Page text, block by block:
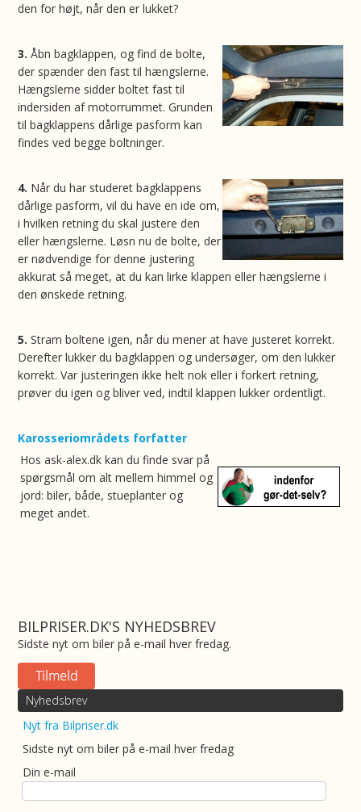
den for højt, når den er lukket?
3.Åbn bagklappen, og find de bolte,
der spænder den fast til hængslerne.
Hængslerne sidder boltet fast til
indersiden af motorrummet. Grunden
til bagklappens dårlige pasform kan
findes ved begge boltninger.
4. Når du har studeret bagklappens
dårlige pasform, vil du have en ide om,
i hvilken retning du skal justere den
eller hængslerne. Løsn nu de bolte, der
er nødvendige for denne justering
akkurat så meget, at du kan lirke klappen eller hængslerne i
den ønskede retning.
5.Stram boltene igen, når du mener at have justeret korrekt.
Derefter lukker du bagklappen og undersøger, om den lukker
korrekt. Var justeringen ikke helt nok eller i forkert retning,
prøver du igen og bliver ved, indtil klappen lukker ordentligt.
Karosseriområdets forfatter
Hos ask-alex.dk kan du finde svar på
spørgsmål om alt mellem himmel og
jord: biler, både, stueplanter og
meget andet.
BILPRISER.DK'S NYHEDSBREV
Sidste nyt om biler på e-mail hver fredag.
Nyhedsbrev
Nyt fra Bilpriser.dk
Sidste nyt om biler på e-mail hver fredag
Din e-mail